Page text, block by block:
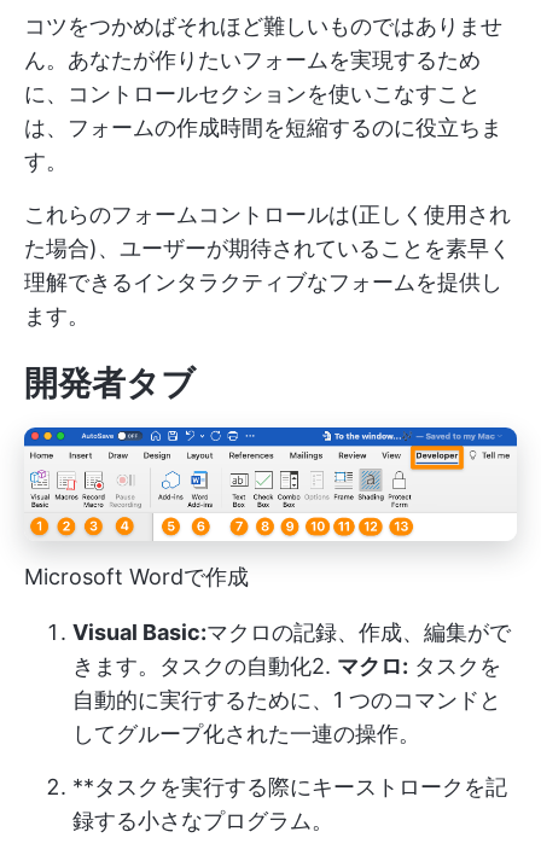
コツをつかめばそれほど難しいものではありませ
ん。あなたが作りたいフォームを実現するため
に、コントロールセクションを使いこなすこと
は、フォームの作成時間を短縮するのに役立ちま
す。
これらのフォームコントロールは(正しく使用され
た場合)、ユーザーが期待されていることを素早く
理解できるインタラクティブなフォームを提供し
ます。
開発者タブ
Microsoft Wordで作成
Visual Basic:マクロの記録、作成、編集がで
きます。 タスクの自動化2. マクロ: タスクを
自動的に実行するために、1 つのコマンドと
してグループ化された一連の操作。
**タスクを実行する際にキーストロークを記
録する小さなプログラム。